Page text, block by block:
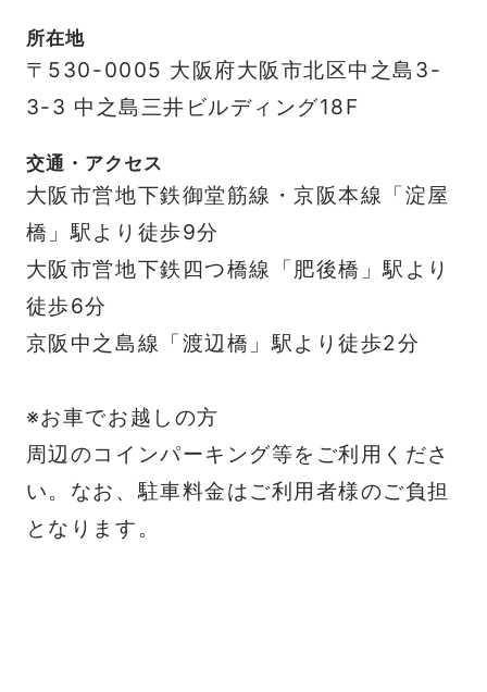
所在地
〒530-0005 大阪府大阪市北区中之島3-
3-3 中之島三井ビルディング18F
交通・アクセス
大阪市営地下鉄御堂筋線・京阪本線「淀屋
橋」駅より徒歩9分
大阪市営地下鉄四つ橋線「肥後橋」駅より
徒歩6分
京阪中之島線「渡辺橋」駅より徒歩2分
※お車でお越しの方
周辺のコインパーキング等をご利用くださ
い。なお、駐車料金はご利用者様のご負担
となります。